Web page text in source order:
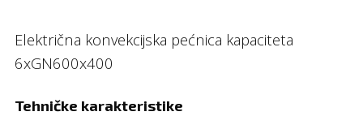
Električna konvekcijska pećnica kapaciteta
6xGN600x400
Tehničke karakteristike